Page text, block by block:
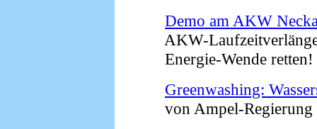
Demo am AKW
AKW-
Energie-Wende retten!
Greenwashing:
von Ampel-Regierung